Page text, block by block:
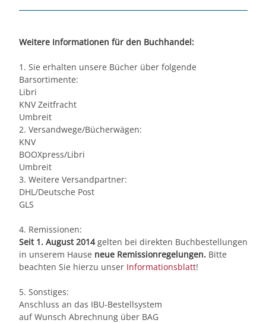
Weitere Informationen für den Buchhandel:
1. Sie erhalten unsere Bücher über folgende
Barsortimente:
Libri
KNV Zeitfracht
Umbreit
2. Versandwege/Bücherwägen:
KNV
BOOXpress/Libri
Umbreit
3. Weitere Versandpartner:
DHL/Deutsche Post
GLS
4. Remissionen:
Seit 1. August 2014gelten bei direkten Buchbestellungen
in unserem Hause neue Remissionregelungen.Bitte
beachten Sie hierzu unser Informationsblatt!
5. Sonstiges:
Anschluss an das IBU-Bestellsystem
auf Wunsch Abrechnung über BAG